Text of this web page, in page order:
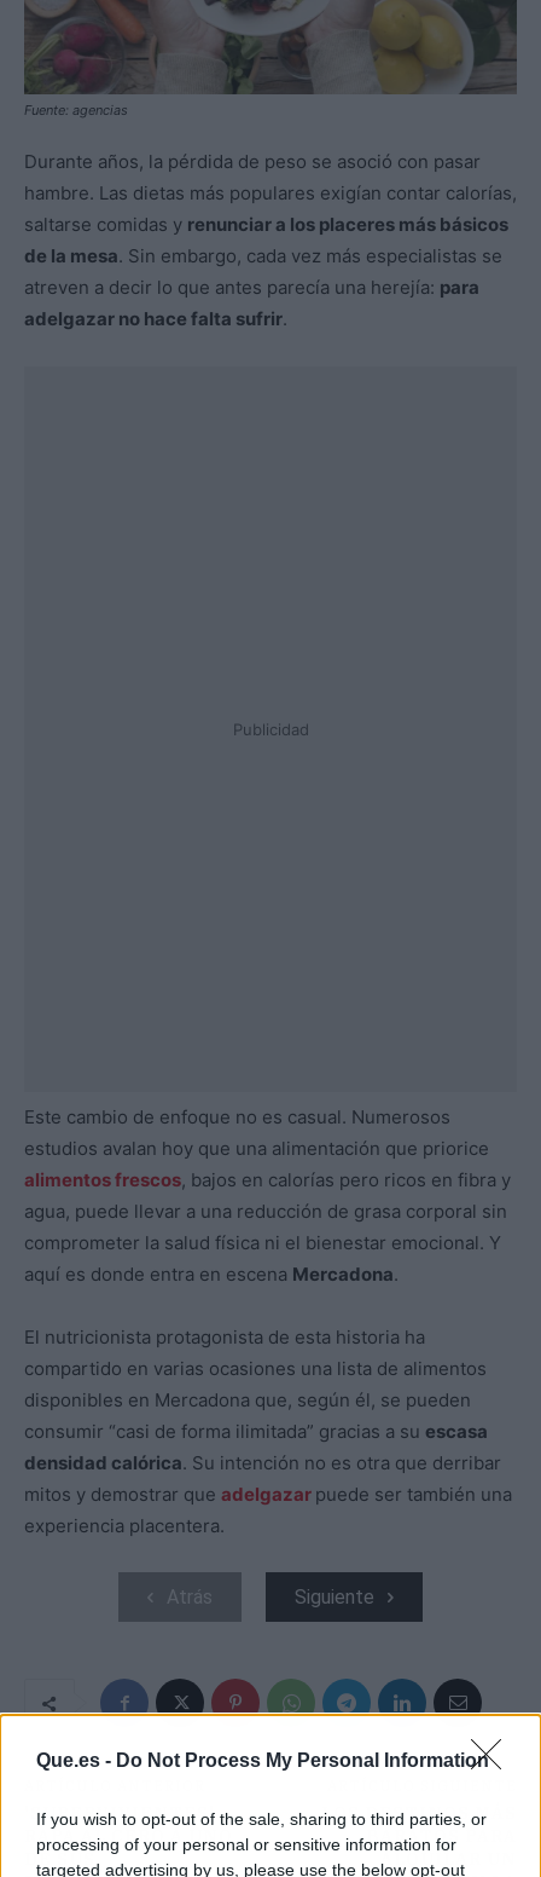
Que.es - Do Not Process My Personal Information
If you wish to opt-out of the sale, sharing to third parties, or
processing of your personal or sensitive information for
targeted advertising by us, please use the below opt-out
Fuente: agencias
Durante años, la pérdida de peso se asoció con pasar
hambre. Las dietas más populares exigían contar calorías,
saltarse comidas y renunciar a los placeres más básicos
de la mesa. Sin embargo, cada vez más especialistas se
atreven a decir lo que antes parecía una herejía: para
adelgazar no hace falta sufrir.
Publicidad
Este cambio de enfoque no es casual. Numerosos
estudios avalan hoy que una alimentación que priorice
alimentos frescos, bajos en calorías pero ricos en fibra y
agua, puede llevar a una reducción de grasa corporal sin
comprometer la salud física ni el bienestar emocional. Y
aquí es donde entra en escena Mercadona.
El nutricionista protagonista de esta historia ha
compartido en varias ocasiones una lista de alimentos
disponibles en Mercadona que, según él, se pueden
consumir “casi de forma ilimitada” gracias a su escasa
densidad calórica. Su intención no es otra que derribar
mitos y demostrar que adelgazar puede ser también una
experiencia placentera.
Atrás Siguiente
'SUPERVIVIENTES'
RAPA AL CERO A UNO
DE SUS
LOS DESTINOS MÁS
BARATOS PARA
ALQUILAR UN